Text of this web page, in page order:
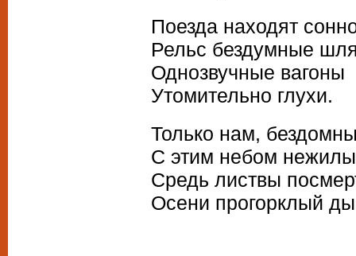
Поезда находят
Рельс бездумные
Однозвучные вагоны
Утомительно глухи.
Только нам,
С этим небом
Средь листвы
Осени прогорклый